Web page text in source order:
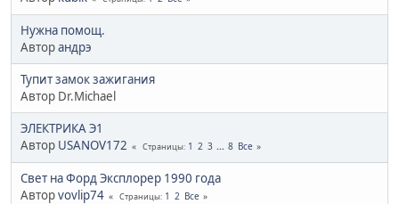
Нужна помощ.
Авторандрэ
Тупит замок зажигания
Автор Dr.Michael
ЭЛЕКТРИКА Э1
Автор USANOV172 Страницы 1 2 3 ... 8 Все
Свет на Форд Эксплорер 1990 года
Авторvovlip74 Страницы 1 2 Все